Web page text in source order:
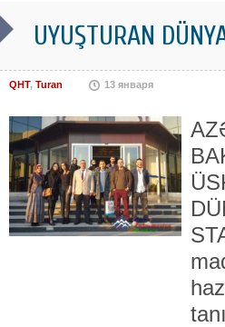
UYUŞTURAN
QHT, Turan 13 января